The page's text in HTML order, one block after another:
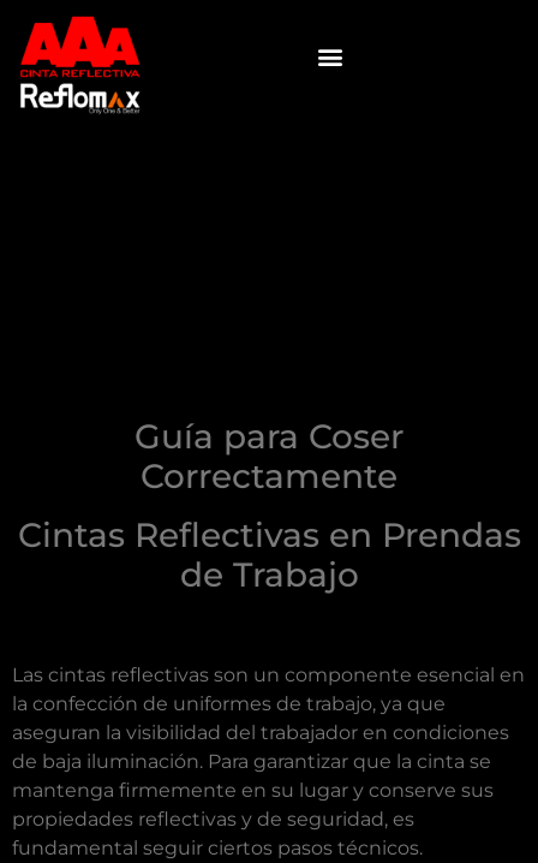
Guía para Coser
Correctamente
Cintas Reflectivas en Prendas
de Trabajo
Las cintas reflectivas son un componente esencial en
la confección de uniformes de trabajo, ya que
aseguran la visibilidad del trabajador en condiciones
de baja iluminación. Para garantizar que la cinta se
mantenga firmemente en su lugar y conserve sus
propiedades reflectivas y de seguridad, es
fundamental seguir ciertos pasos técnicos.